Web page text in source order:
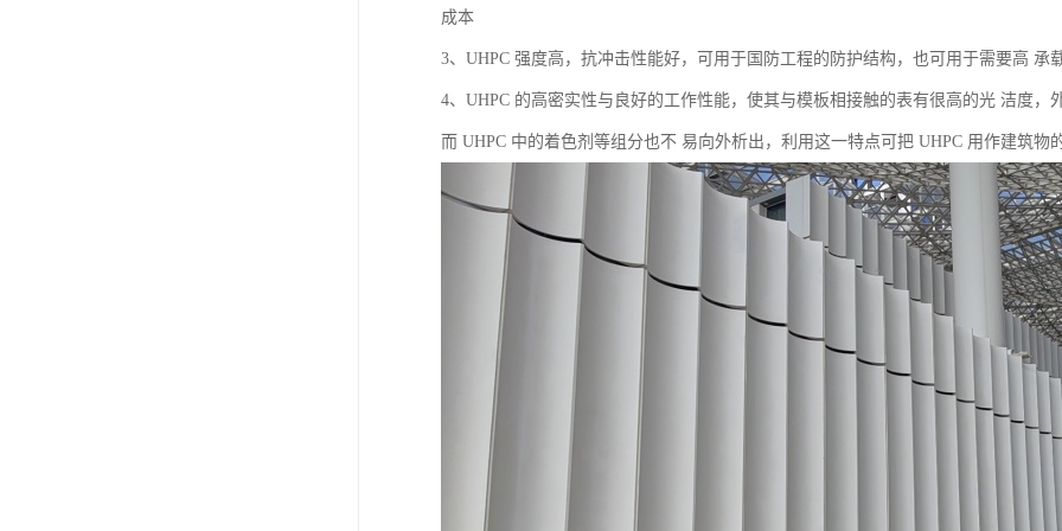
成本
3、UHPC 强度高，抗冲击性能好，可用于国防工程的防护结构，也可用于需要高 承
4、UHPC 的高密实性与良好的工作性能，使其与模板相接触的表有很高的光 洁度，
而 UHPC 中的着色剂等组分也不 易向外析出，利用这一特点可把 UHPC 用作建筑物